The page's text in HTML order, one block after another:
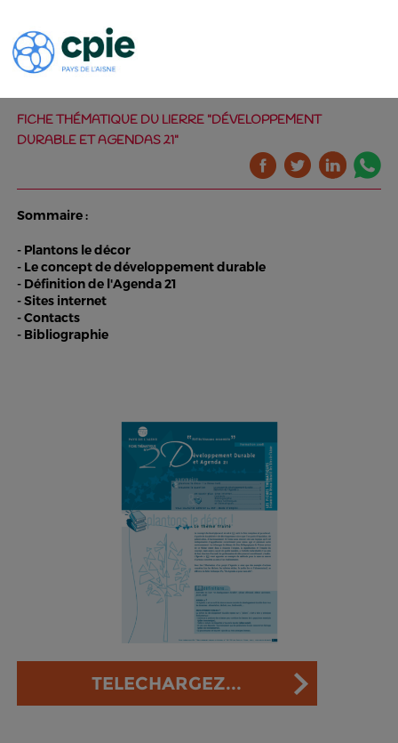
FICHE THÉMATIQUE DU LIERRE "DÉVELOPPEMENT
DURABLE ET AGENDAS 21"
Sommaire :
- Plantons le décor
- Le concept de développement durable
- Définition de l'Agenda 21
- Sites internet
- Contacts
- Bibliographie
TELECHARGEZ...